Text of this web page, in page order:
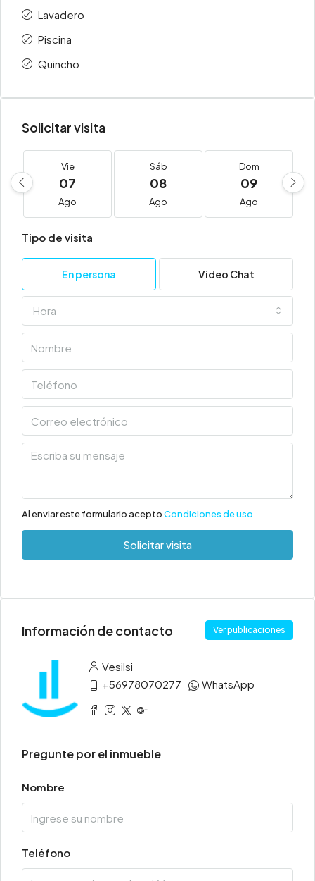
Lavadero
Piscina
Quincho
Solicitar visita
Vie
07
Ago
Sáb
08
Ago
Dom
09
Ago
Tipo de visita
En persona Video Chat
Hora
Al enviar este formulario aceptoCondiciones de uso
Solicitar visita
Información de contacto Ver publicaciones
Vesilsi
+56978070277
WhatsApp
Pregunte por el inmueble
Nombre
Teléfono